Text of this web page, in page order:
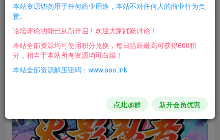
游戏截图：
本站资源切勿用于任何商业用途，本站不对任何人的商业行为负
责。
论坛评论功能已从新开启！欢迎大家踊跃讨论！
本站全部资源均可使用积分兑换，每日活跃最高可获得600积
分，相当于本站所有资源均可白嫖！
本站全部资源解压密码：www.aae.ink
点此加群 新开会员优惠